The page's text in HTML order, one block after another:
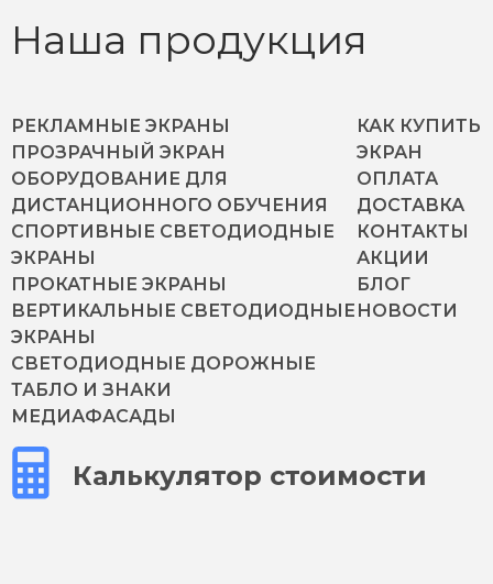
Наша продукция
РЕКЛАМНЫЕ ЭКРАНЫ
ПРОЗРАЧНЫЙ ЭКРАН
ОБОРУДОВАНИЕ ДЛЯ
ДИСТАНЦИОННОГО ОБУЧЕНИЯ
СПОРТИВНЫЕ СВЕТОДИОДНЫЕ
ЭКРАНЫ
ПРОКАТНЫЕ ЭКРАНЫ
ВЕРТИКАЛЬНЫЕ СВЕТОДИОДНЫЕ
ЭКРАНЫ
СВЕТОДИОДНЫЕ ДОРОЖНЫЕ
ТАБЛО И ЗНАКИ
МЕДИАФАСАДЫ
КАК КУПИТЬ
ЭКРАН
ОПЛАТА
ДОСТАВКА
КОНТАКТЫ
АКЦИИ
БЛОГ
НОВОСТИ
Калькулятор стоимости